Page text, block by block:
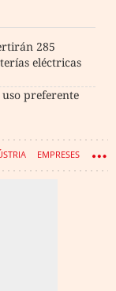
285
eléctricas
preferente
EMPRESES